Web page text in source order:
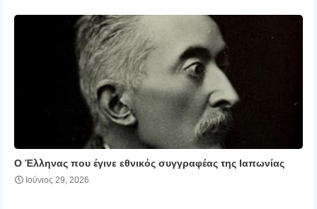
Ο Έλληνας που έγινε εθνικός συγγραφέας της Ιαπωνίας
Ιούνιος 29, 2026